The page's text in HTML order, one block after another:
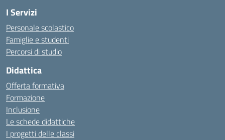
I Servizi
Personale scolastico
Famiglie e studenti
Percorsi di studio
Didattica
Offerta formativa
Formazione
Inclusione
Le schede didattiche
I progetti delle classi